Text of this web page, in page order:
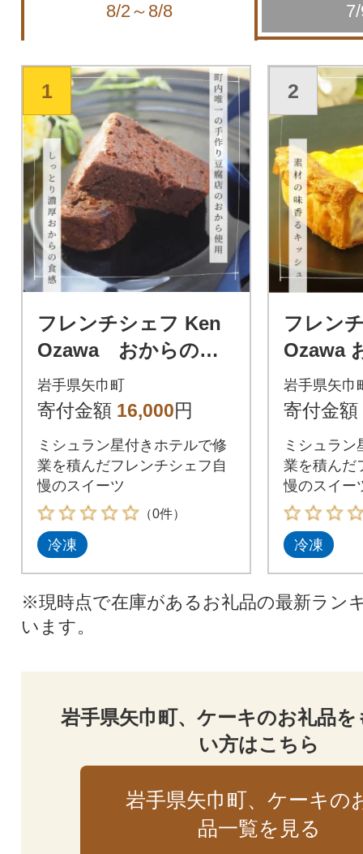
8/2～8/8
1
フレンチシェフ Ken
Ozawa おからのガ
トーショコラ 6ピー
ス
岩手県矢巾町
寄付金額 16,000円
ミシュラン星付きホテルで修
業を積んだフレンチシェフ自
慢のスイーツ
（0件）
冷凍
2
フレン
Ozawa
種キッ
ショコ
岩手県矢巾
寄付金額
ミシュラン
業を積んだ
慢のスイー
冷凍
※現時点で在庫があるお礼品の最新ラン
います。
岩手県矢巾町、ケーキのお礼品
い方はこちら
岩手県矢巾町、ケーキの
品一覧を見る